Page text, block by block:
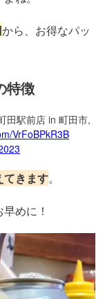
から、お得なパッ
特徴
田駅前店 in 町田市,
VrFoBPkR3B
てきます。
めに！